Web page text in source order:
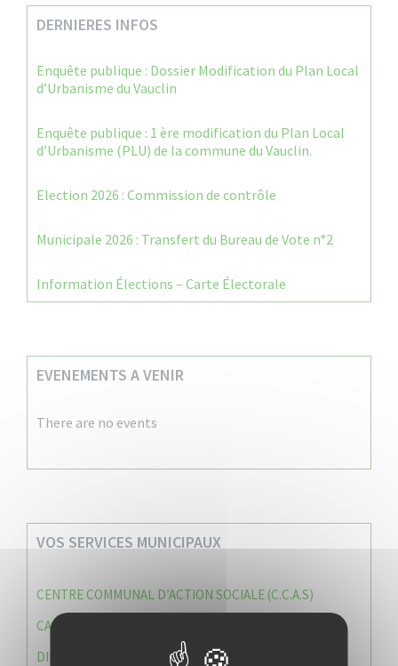
DERNIERES INFOS
Enquête publique : Dossier Modification du Plan Local
d’Urbanisme du Vauclin
Enquête publique : 1 ère modification du Plan Local
d’Urbanisme (PLU) de la commune du Vauclin.
Election 2026 : Commission de contrôle
Municipale 2026 : Transfert du Bureau de Vote n°2
Information Élections – Carte Électorale
EVENEMENTS A VENIR
There are no events
VOS SERVICES MUNICIPAUX
CENTRE COMMUNAL D’ACTION SOCIALE (C.C.A.S)
CAISSE DES ÉCOLES
DIRECTION DES SERVICES TECHNIQUES